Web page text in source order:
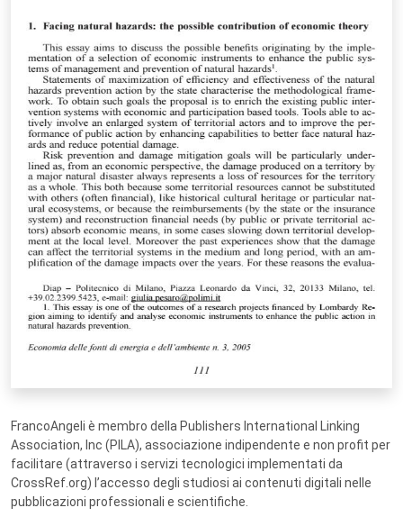
FrancoAngeli è membro della Publishers International Linking
Association, Inc (PILA), associazione indipendente e non profit per
facilitare (attraverso i servizi tecnologici implementati da
CrossRef.org) l’accesso degli studiosi ai contenuti digitali nelle
pubblicazioni professionali e scientifiche.